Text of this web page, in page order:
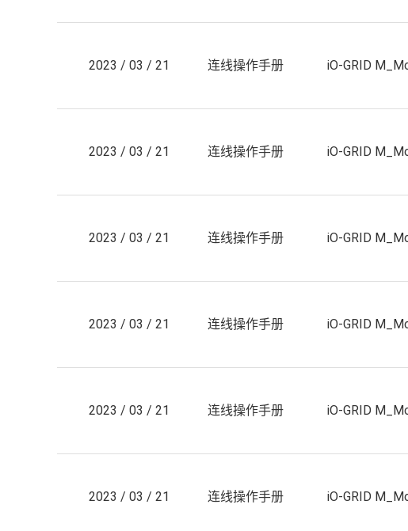
2023 / 03 / 21 连线操作手册 iO-GRID
2023 / 03 / 21 连线操作手册 iO-GRID
2023 / 03 / 21 连线操作手册 iO-GRID
2023 / 03 / 21 连线操作手册 iO-GRID
2023 / 03 / 21 连线操作手册 iO-GRID
2023 / 03 / 21 连线操作手册 iO-GRID